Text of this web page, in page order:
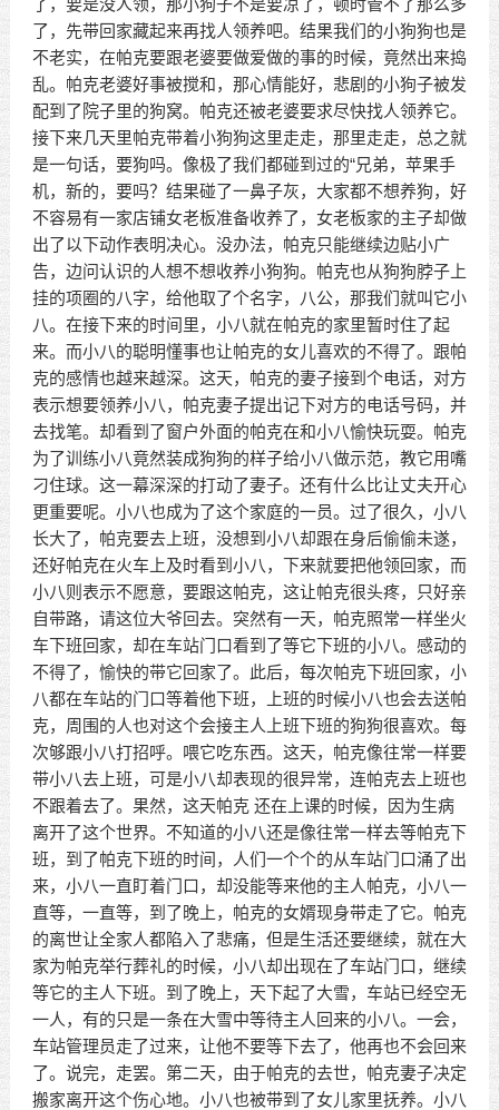
了，要是没人领，那小狗子不是要凉了，顿时管不了那么多
了，先带回家藏起来再找人领养吧。结果我们的小狗狗也是
不老实，在帕克要跟老婆要做爱做的事的时候，竟然出来捣
乱。帕克老婆好事被搅和，那心情能好，悲剧的小狗子被发
配到了院子里的狗窝。帕克还被老婆要求尽快找人领养它。
接下来几天里帕克带着小狗狗这里走走，那里走走，总之就
是一句话，要狗吗。像极了我们都碰到过的“兄弟，苹果手
机，新的，要吗？结果碰了一鼻子灰，大家都不想养狗，好
不容易有一家店铺女老板准备收养了，女老板家的主子却做
出了以下动作表明决心。没办法，帕克只能继续边贴小广
告，边问认识的人想不想收养小狗狗。帕克也从狗狗脖子上
挂的项圈的八字，给他取了个名字，八公，那我们就叫它小
八。在接下来的时间里，小八就在帕克的家里暂时住了起
来。而小八的聪明懂事也让帕克的女儿喜欢的不得了。跟帕
克的感情也越来越深。这天，帕克的妻子接到个电话，对方
表示想要领养小八，帕克妻子提出记下对方的电话号码，并
去找笔。却看到了窗户外面的帕克在和小八愉快玩耍。帕克
为了训练小八竟然装成狗狗的样子给小八做示范，教它用嘴
刁住球。这一幕深深的打动了妻子。还有什么比让丈夫开心
更重要呢。小八也成为了这个家庭的一员。过了很久，小八
长大了，帕克要去上班，没想到小八却跟在身后偷偷未遂，
还好帕克在火车上及时看到小八，下来就要把他领回家，而
小八则表示不愿意，要跟这帕克，这让帕克很头疼，只好亲
自带路，请这位大爷回去。突然有一天，帕克照常一样坐火
车下班回家，却在车站门口看到了等它下班的小八。感动的
不得了，愉快的带它回家了。此后，每次帕克下班回家，小
八都在车站的门口等着他下班，上班的时候小八也会去送帕
克，周围的人也对这个会接主人上班下班的狗狗很喜欢。每
次够跟小八打招呼。喂它吃东西。这天，帕克像往常一样要
带小八去上班，可是小八却表现的很异常，连帕克去上班也
不跟着去了。果然，这天帕克 还在上课的时候，因为生病
离开了这个世界。不知道的小八还是像往常一样去等帕克下
班，到了帕克下班的时间，人们一个个的从车站门口涌了出
来，小八一直盯着门口，却没能等来他的主人帕克，小八一
直等，一直等，到了晚上，帕克的女婿现身带走了它。帕克
的离世让全家人都陷入了悲痛，但是生活还要继续，就在大
家为帕克举行葬礼的时候，小八却出现在了车站门口，继续
等它的主人下班。到了晚上，天下起了大雪，车站已经空无
一人，有的只是一条在大雪中等待主人回来的小八。一会，
车站管理员走了过来，让他不要等下去了，他再也不会回来
了。说完，走罢。第二天，由于帕克的去世，帕克妻子决定
搬家离开这个伤心地。小八也被带到了女儿家里抚养。小八